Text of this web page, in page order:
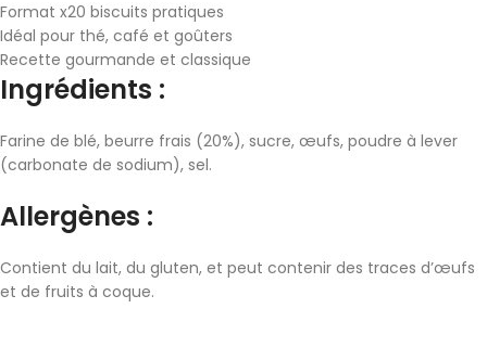
Format x20 biscuits pratiques
Idéal pour thé, café et goûters
Recette gourmande et classique
Ingrédients :
Farine de blé, beurre frais (20%), sucre, œufs, poudre à lever
(carbonate de sodium), sel.
Allergènes :
Contient du lait, du gluten, et peut contenir des traces d’œufs
et de fruits à coque.